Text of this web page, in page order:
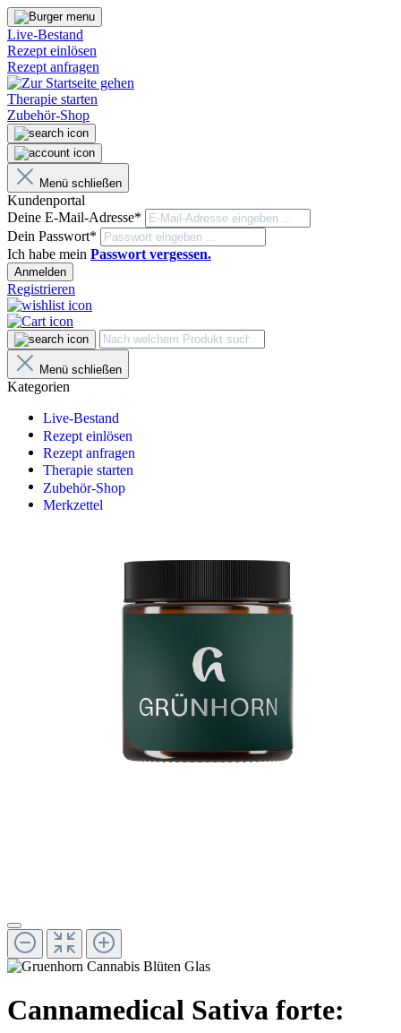
Live-Bestand
Rezept einlösen
Rezept anfragen
Therapie starten
Zubehör-Shop
Menü schließen
Kundenportal
Deine E-Mail-Adresse*
Dein Passwort*
Ich habe mein Passwort vergessen.
Anmelden
Registrieren
Menü schließen
Kategorien
Live-Bestand
Rezept einlösen
Rezept anfragen
Therapie starten
Zubehör-Shop
Merkzettel
Cannamedical Sativa forte: